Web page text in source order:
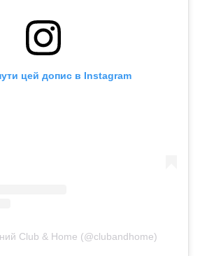
цей допис в Instagram
Club & Home (@clubandhome)